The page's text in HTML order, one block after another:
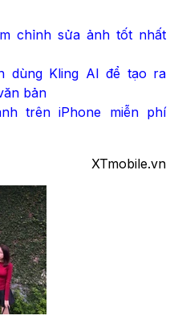
chỉnh sửa ảnh tốt nhất
dùng Kling AI để tạo ra
bản
trên iPhone miễn phí
XTmobile.vn